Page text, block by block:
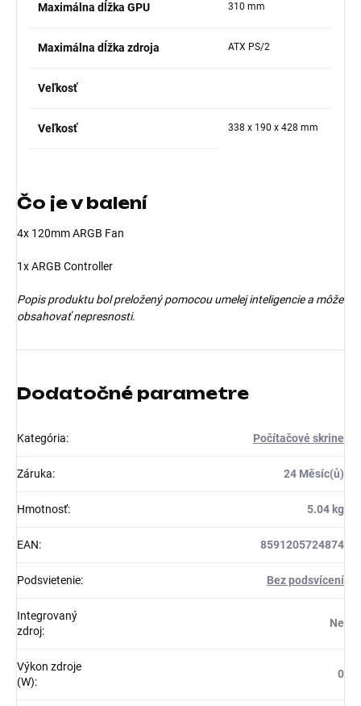
Maximálna dĺžka GPU 310 mm
Maximálna dĺžka zdroja ATX PS/2
Veľkosť
Veľkosť 338 x 190 x 428 mm
Čo je v balení
4x 120mm ARGB Fan
1x ARGB Controller
Popis produktu bol preložený pomocou umelej inteligencie a môže
obsahovať nepresnosti.
Dodatočné parametre
Kategória: Počítačové skrine
Záruka: 24 Měsíc(ů)
Hmotnosť: 5.04 kg
EAN: 8591205724874
Podsvietenie: Bez podsvícení
Integrovaný
zdroj:
Ne
Výkon zdroje
(W):
0